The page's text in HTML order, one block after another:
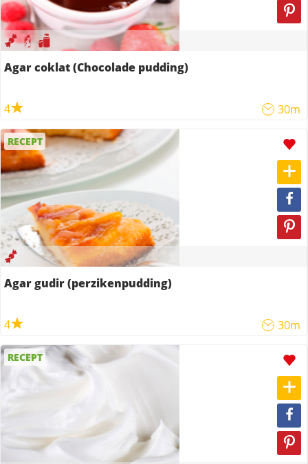
Agar coklat (Chocolade pudding)
4 30m
RECEPT
Agar gudir (perzikenpudding)
4 30m
RECEPT